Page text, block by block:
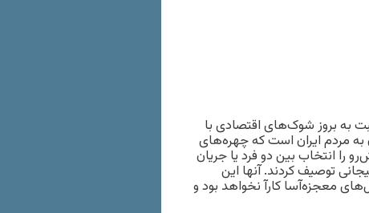
۵ توصیه اقتصادی نسبت به بروز شوک‌های اقتصادی با
به مردم ایران است که چهره‌های
را انتخاب بین دو فرد یا جریان
توصیف کردند. آنها این
معجزه‌آسا کارآ نخواهد بود و